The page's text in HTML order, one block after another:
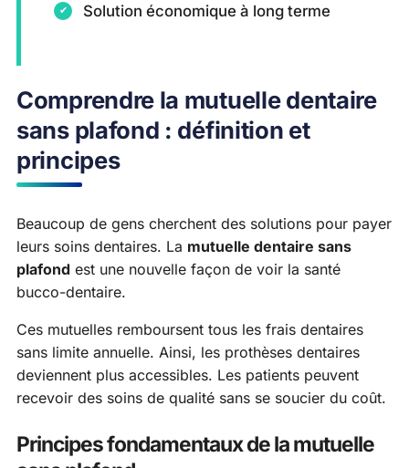
Solution économique à long terme
Comprendre la mutuelle dentaire
sans plafond : définition et
principes
Beaucoup de gens cherchent des solutions pour payer
leurs soins dentaires. La mutuelle dentaire sans
plafond est une nouvelle façon de voir la santé
bucco-dentaire.
Ces mutuelles remboursent tous les frais dentaires
sans limite annuelle. Ainsi, les prothèses dentaires
deviennent plus accessibles. Les patients peuvent
recevoir des soins de qualité sans se soucier du coût.
Principes fondamentaux de la mutuelle